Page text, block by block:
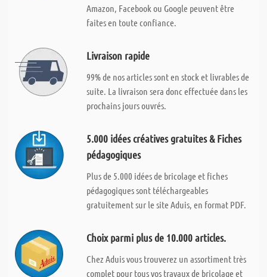
Amazon, Facebook ou Google peuvent être
faites en toute confiance.
Livraison rapide
99% de nos articles sont en stock et livrables de
suite. La livraison sera donc effectuée dans les
prochains jours ouvrés.
5.000 idées créatives gratuites & Fiches
pédagogiques
Plus de 5.000 idées de bricolage et fiches
pédagogiques sont téléchargeables
gratuitement sur le site Aduis, en format PDF.
Choix parmi plus de 10.000 articles.
Chez Aduis vous trouverez un assortiment très
complet pour tous vos travaux de bricolage et